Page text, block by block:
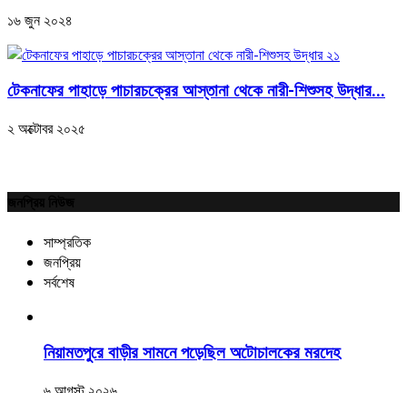
১৬ জুন ২০২৪
টেকনাফের পাহাড়ে পাচারচক্রের আস্তানা থেকে নারী-শিশুসহ উদ্ধার...
২ অক্টোবর ২০২৫
সাম্প্রতিক
জনপ্রিয়
সর্বশেষ
নিয়ামতপুরে বাড়ীর সামনে পড়েছিল অটোচালকের মরদেহ